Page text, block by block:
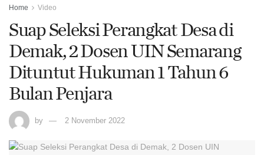
Home Video
Suap Seleksi Perangkat Desa di
Demak, 2 Dosen UIN Semarang
Dituntut Hukuman 1 Tahun 6
Bulan Penjara
by 2 November 2022